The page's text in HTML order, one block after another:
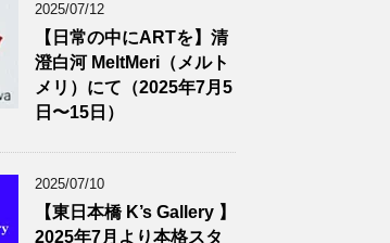
2025/07/12
【日常の中にARTを】清
澄白河 MeltMeri（メルト
メリ）にて（2025年7月5
日〜15日）
2025/07/10
【東日本橋 K’s Gallery 】
2025年7月より本格スタ